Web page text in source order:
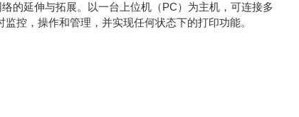
的延伸与拓展。以一台上位机（PC）为主机，可连接多
控，操作和管理，并实现任何状态下的打印功能。